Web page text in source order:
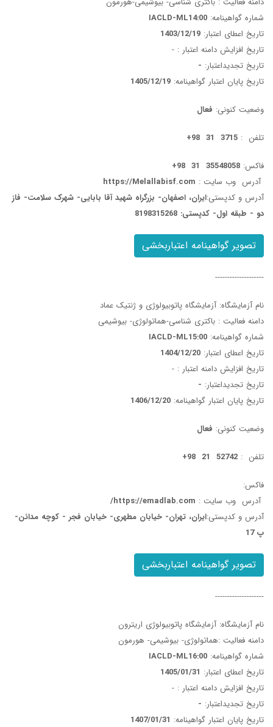
شماره گواهینامه: IACLD-ML14:00
تاریخ اعطای اعتبار: 1403/12/19
تاریخ افزایش دامنه اعتبار : -
تاریخ تجدیداعتبار: -
تاریخ پایان اعتبار گواهینامه: 1405/12/19
وضعیت کنونی: فعال
تلفن : 3715 31 98+
فاکس: 35548058 31 98+
آدرس وب سایت : https://Melallabisf.com
آدرس و کدپستی:ایران، اصفهان- بزرگراه شهید آقا بابایی- شهرک سلامت- فاز
دو - طبقه اول- کدپستی: 8198315268
تصویر گواهینامه اعتباربخشی
--------------------
نام آزمایشگاه: آزمایشگاه پاتوبیولوژی و ژنتیک عماد
دامنه فعالیت : باکتری شناسی-هماتولوژی- بیوشیمی
شماره گواهینامه: IACLD-ML15:00
تاریخ اعطای اعتبار: 1404/12/20
تاریخ افزایش دامنه اعتبار : -
تاریخ تجدیداعتبار: -
تاریخ پایان اعتبار گواهینامه: 1406/12/20
وضعیت کنونی: فعال
تلفن : 52742 21 98+
فاکس:
آدرس وب سایت : https://emadlab.com/
آدرس و کدپستی:ایران، تهران- خیابان مطهری- خیابان فجر - کوچه مدائن-
پ 17
تصویر گواهینامه اعتباربخشی
--------------------
نام آزمایشگاه: آزمایشگاه پاتوبیولوژی اریترون
دامنه فعالیت :هماتولوژی- بیوشیمی- هورمون
شماره گواهینامه: IACLD-ML16:00
تاریخ اعطای اعتبار: 1405/01/31
تاریخ افزایش دامنه اعتبار : -
تاریخ تجدیداعتبار: -
تاریخ پایان اعتبار گواهینامه: 1407/01/31